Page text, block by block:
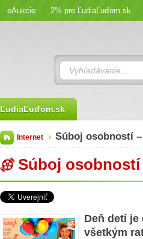
eAukcie 2% pre ĽudiaĽuďom.sk
ĽudiaĽuďom.sk
Internet Súboj osobností
Súboj
Deň detí
všetkým